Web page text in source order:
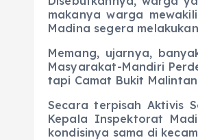
makanya warga
Madina segera
Memang, ujarnya,
Masyarakat-Mandiri
tapi Camat Bukit
Secara terpisah Aktivis
Kepala Inspektorat
kondisinya sama di